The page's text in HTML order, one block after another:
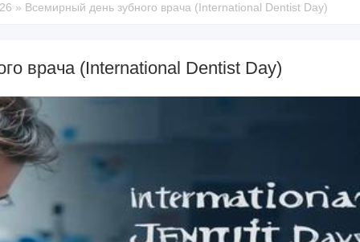
» Всемирный день зубного врача (International Dentist Day)
врача (International Dentist Day)